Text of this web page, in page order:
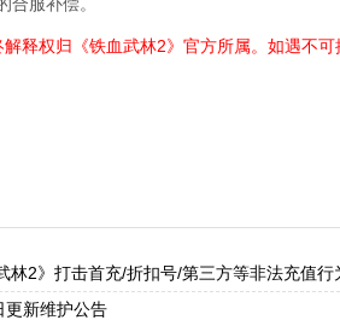
解释权归《铁血武林2》官方所属。如遇不
林2》打击首充/折扣号/第三方等非法充值行
更新维护公告